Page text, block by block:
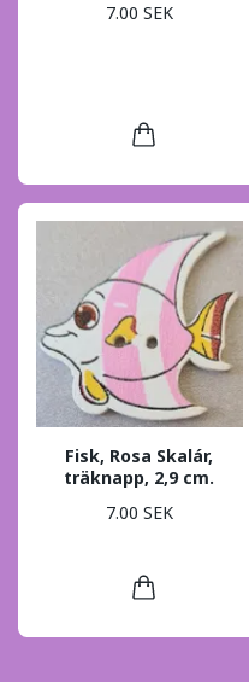
7.00 SEK
Fisk, Rosa Skalár,
träknapp, 2,9 cm.
7.00 SEK